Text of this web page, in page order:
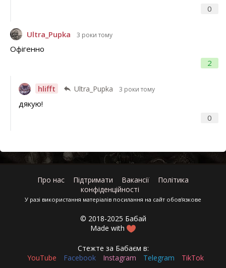
0
Ultra_Pupka 3 роки тому
2
Офігенно
hlifft Ultra_Pupka 3 роки тому
0
дякую!
Про нас Підтримати Вакансії
Політика
конфіденційності
У разі використання матеріалів посилання на сайт обов'язкове
© 2018-2025 Бабай
Made with
Стежте за Бабаєм в:
YouTube
Facebook Instagram Telegram TikTok